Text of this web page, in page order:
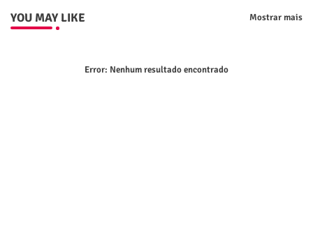
YOU MAY LIKE Mostrar mais
Error: Nenhum resultado encontrado